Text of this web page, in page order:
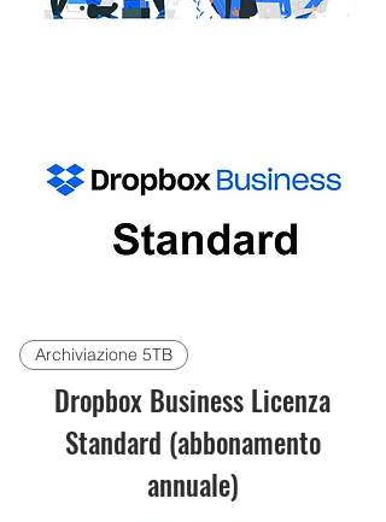
Archiviazione 5TB
Dropbox Business Licenza
Standard (abbonamento
annuale)